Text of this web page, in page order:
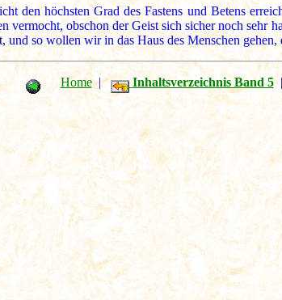
den höchsten Grad des Fastens und Betens
vermocht, obschon der Geist sich sicher noch sehr
so wollen wir in das Haus des Menschen
Home| Inhaltsverzeichnis Band 5